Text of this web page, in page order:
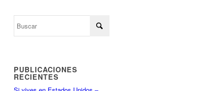
PUBLICACIONES
RECIENTES